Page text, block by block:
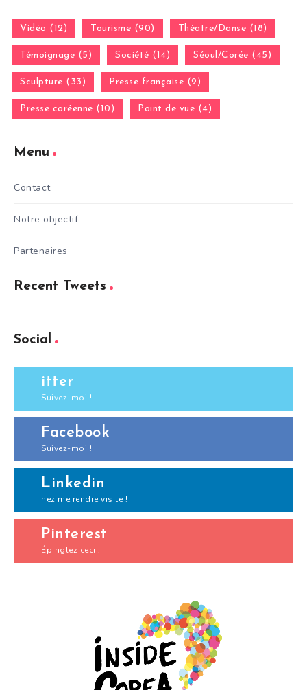
Vidéo (12) Tourisme (90) Théatre/Danse (18)
Témoignage (5) Société (14) Séoul/Corée (45)
Sculpture (33) Presse française (9)
Presse coréenne (10) Point de vue (4)
Menu
Contact
Notre objectif
Partenaires
Recent Tweets
Social
itter
Suivez-moi !
Facebook
Suivez-moi !
Linkedin
nez me rendre visite !
Pinterest
Épinglez ceci !